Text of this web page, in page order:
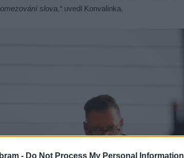
- Do Not Process My Personal Information
slova,“ uvedl Konvalinka.